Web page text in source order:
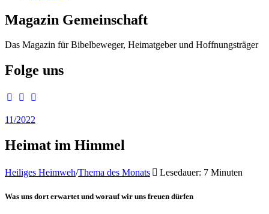
Magazin Gemeinschaft
Das Magazin für Bibelbeweger, Heimatgeber und Hoffnungsträger
Folge uns
11/2022
Heimat im Himmel
Heiliges Heimweh/Thema des Monats Lesedauer: 7 Minuten
Was uns dort erwartet und worauf wir uns freuen dürfen